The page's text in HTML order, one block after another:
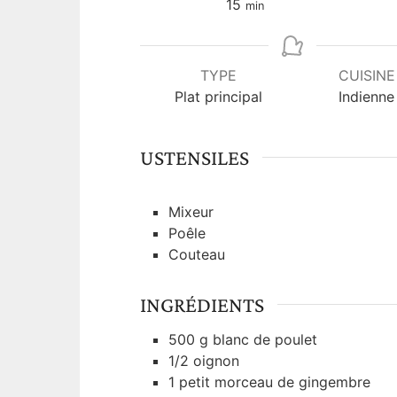
15m
n
t
e
min
TYPE
Plat principal
CUISINE
Indienne
USTENSILES
Mixeur
Poêle
Couteau
INGRÉDIENTS
500 g blanc de poulet
1/2 oignon
1 petit morceau de gingembre